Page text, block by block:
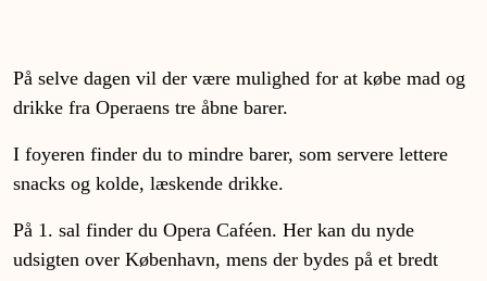
På selve dagen vil der være mulighed for at købe mad og
drikke fra Operaens tre åbne barer.
I foyeren finder du to mindre barer, som servere lettere
snacks og kolde, læskende drikke.
På 1. sal finder du Opera Caféen. Her kan du nyde
udsigten over København, mens der bydes på et bredt